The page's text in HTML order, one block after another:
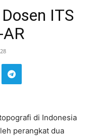
ITS
di Indonesia
perangkat dua